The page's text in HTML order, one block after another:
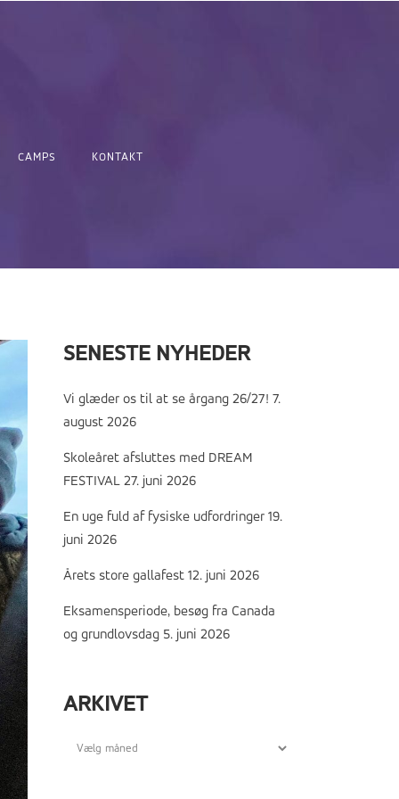
CAMPS KONTAKT
SENESTE NYHEDER
Vi glæder os til at se årgang 26/27! 7.
august 2026
Skoleåret afsluttes med DREAM
FESTIVAL 27. juni 2026
En uge fuld af fysiske udfordringer 19.
juni 2026
Årets store gallafest 12. juni 2026
Eksamensperiode, besøg fra Canada
og grundlovsdag 5. juni 2026
ARKIVET
Arkivet